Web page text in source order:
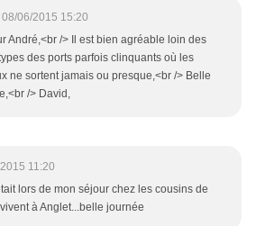
08/06/2015 15:20
André,<br /> Il est bien agréable loin des
des ports parfois clinquants où les
ne sortent jamais ou presque,<br /> Belle
/> David,
11:20
lors de mon séjour chez les cousins de
à Anglet...belle journée